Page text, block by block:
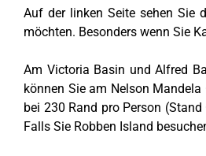
Auf der linken Seite sehen Sie
möchten. Besonders wenn Sie
Am Victoria Basin und Alfred
können Sie am Nelson
bei 230 Rand pro Person
Falls Sie Robben Island